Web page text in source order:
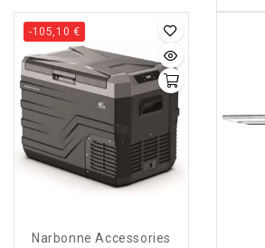
-105,10 €
Narbonne Accessories